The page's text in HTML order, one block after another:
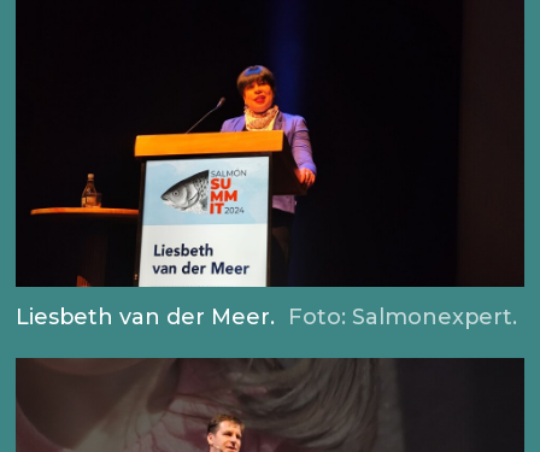
Liesbeth van der Meer. Foto: Salmonexpert.